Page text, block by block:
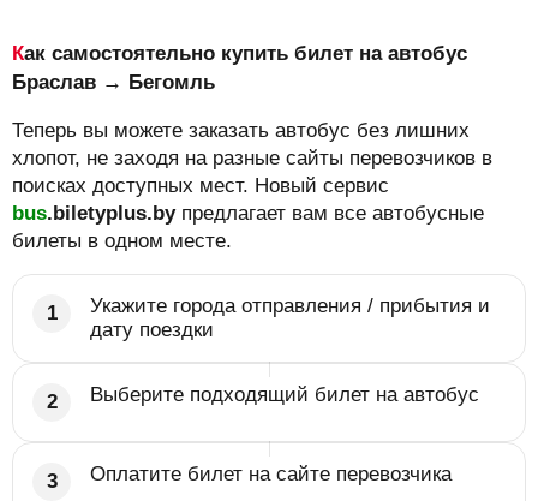
Как самостоятельно купить билет на автобус
Браслав → Бегомль
Теперь вы можете заказать автобус без лишних
хлопот, не заходя на разные сайты перевозчиков в
поисках доступных мест. Новый сервис
bus.biletyplus.byпредлагает вам все автобусные
билеты в одном месте.
Укажите города отправления / прибытия и
дату поездки
Выберите подходящий билет на автобус
Оплатите билет на сайте перевозчика